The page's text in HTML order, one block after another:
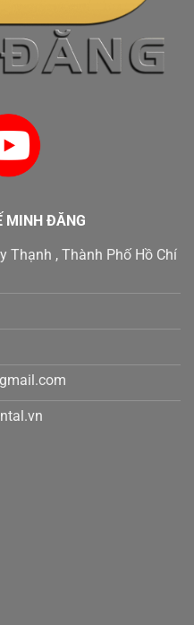
MINH ĐĂNG
Thạnh , Thành Phố Hồ Chí